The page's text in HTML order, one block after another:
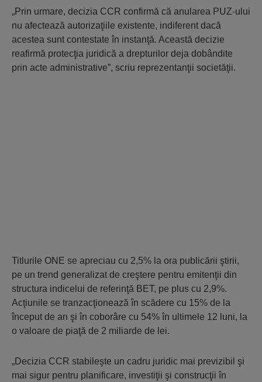
„Prin urmare, decizia CCR confirmă că anularea PUZ-ului
nu afectează autorizaţiile existente, indiferent dacă
acestea sunt contestate în instanţă. Această decizie
reafirmă protecţia juridică a drepturilor deja dobândite
prin acte administrative”, scriu reprezentanţii societăţii.
Titlurile ONE se apreciau cu 2,5% la ora publicării ştirii,
pe un trend generalizat de creştere pentru emitenţii din
structura indicelui de referinţă BET, pe plus cu 2,9%.
Acţiunile se tranzacţionează în scădere cu 15% de la
început de an şi în coborâre cu 54% în ultimele 12 luni, la
o valoare de piaţă de 2 miliarde de lei.
„Decizia CCR stabileşte un cadru juridic mai previzibil şi
mai sigur pentru planificare, investiţii şi construcţii în